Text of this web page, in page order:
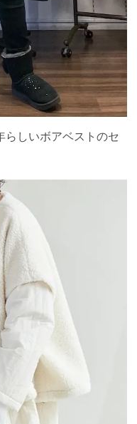
しいボアベストのセ